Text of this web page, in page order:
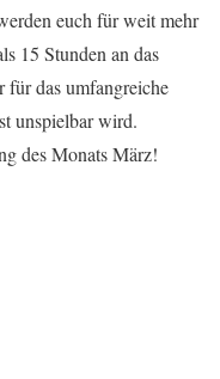
euch für weit mehr
15 Stunden an das
für das umfangreiche
unspielbar wird.
des Monats März!